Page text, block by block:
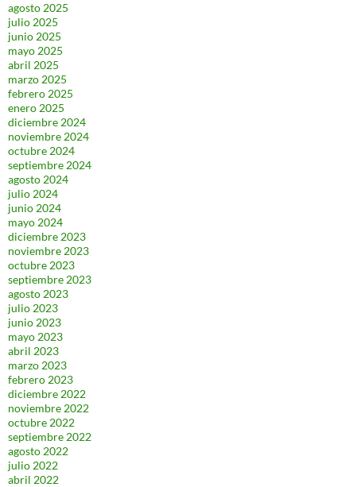
agosto 2025
julio 2025
junio 2025
mayo 2025
abril 2025
marzo 2025
febrero 2025
enero 2025
diciembre 2024
noviembre 2024
octubre 2024
septiembre 2024
agosto 2024
julio 2024
junio 2024
mayo 2024
diciembre 2023
noviembre 2023
octubre 2023
septiembre 2023
agosto 2023
julio 2023
junio 2023
mayo 2023
abril 2023
marzo 2023
febrero 2023
diciembre 2022
noviembre 2022
octubre 2022
septiembre 2022
agosto 2022
julio 2022
abril 2022